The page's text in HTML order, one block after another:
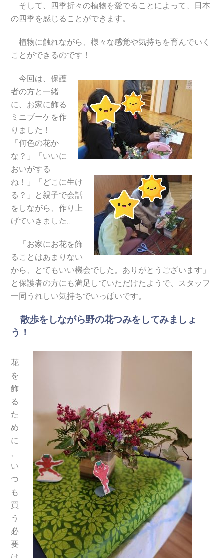
そして、四季折々の植物を愛でることによって、日本
の四季を感じることができます。
植物に触れながら、様々な感覚や気持ちを育んでいく
ことができるのです！
今回は、保護
者の方と一緒
に、お家に飾る
ミニブーケを作
りました！
「何色の花か
な？」「いいに
おいがする
ね！」「どこに生け
る？」と親子で会話
をしながら、作り上
げていきました。
「お家にお花を飾
ることはあまりない
から、とてもいい機会でした。ありがとうございます」
と保護者の方にも満足していただけたようで、スタッフ
一同うれしい気持ちでいっぱいです。
散歩をしながら野の花つみをしてみましょ
う！
花
を
飾
る
た
め
に
、
い
つ
も
買
う
必
要